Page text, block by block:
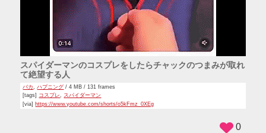
スパイダーマンのコスプレをしたらチャックのつまみが取れ
て絶望する人
バカ ,ハプニング / 4 MB / 131 frames
[tags] コスプレ, スパイダーマン
[via] https://www.youtube.com/shorts/o5kFmz_0XEg
0